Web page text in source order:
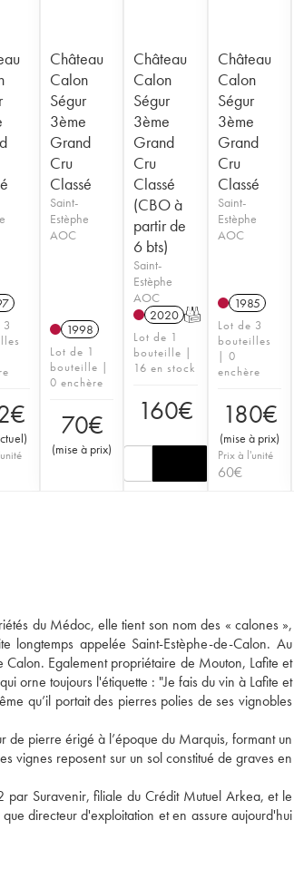
3
€
)
Château
Calon
Ségur
3ème
Grand
Cru
Classé
Saint-
Estèphe
AOC
1998
Lot de 1
bouteille |
0 enchère
70€
(mise à prix)
Château
Calon
Ségur
3ème
Grand
Cru
Classé
(CBO à
partir de
6 bts)
Saint-
Estèphe
AOC
2020 T
Lot de 1
bouteille |
16 en stock
160€
Château
Calon
Ségur
3ème
Grand
Cru
Classé
Saint-
Estèphe
AOC
1985
Lot de 3
bouteilles
| 0
enchère
180€
(mise à prix)
Prix à l'unité
60€
du Médoc, elle tient son nom des « calones »,
longtemps appelée Saint-Estèphe-de-Calon. Au
Calon. Egalement propriétaire de Mouton, Lafite et
orne toujours l'étiquette : "Je fais du vin à Lafite et
qu’il portait des pierres polies de ses vignobles
de pierre érigé à l’époque du Marquis, formant un
vignes reposent sur un sol constitué de graves en
Suravenir, filiale du Crédit Mutuel Arkea, et le
directeur d'exploitation et en assure aujourd'hui